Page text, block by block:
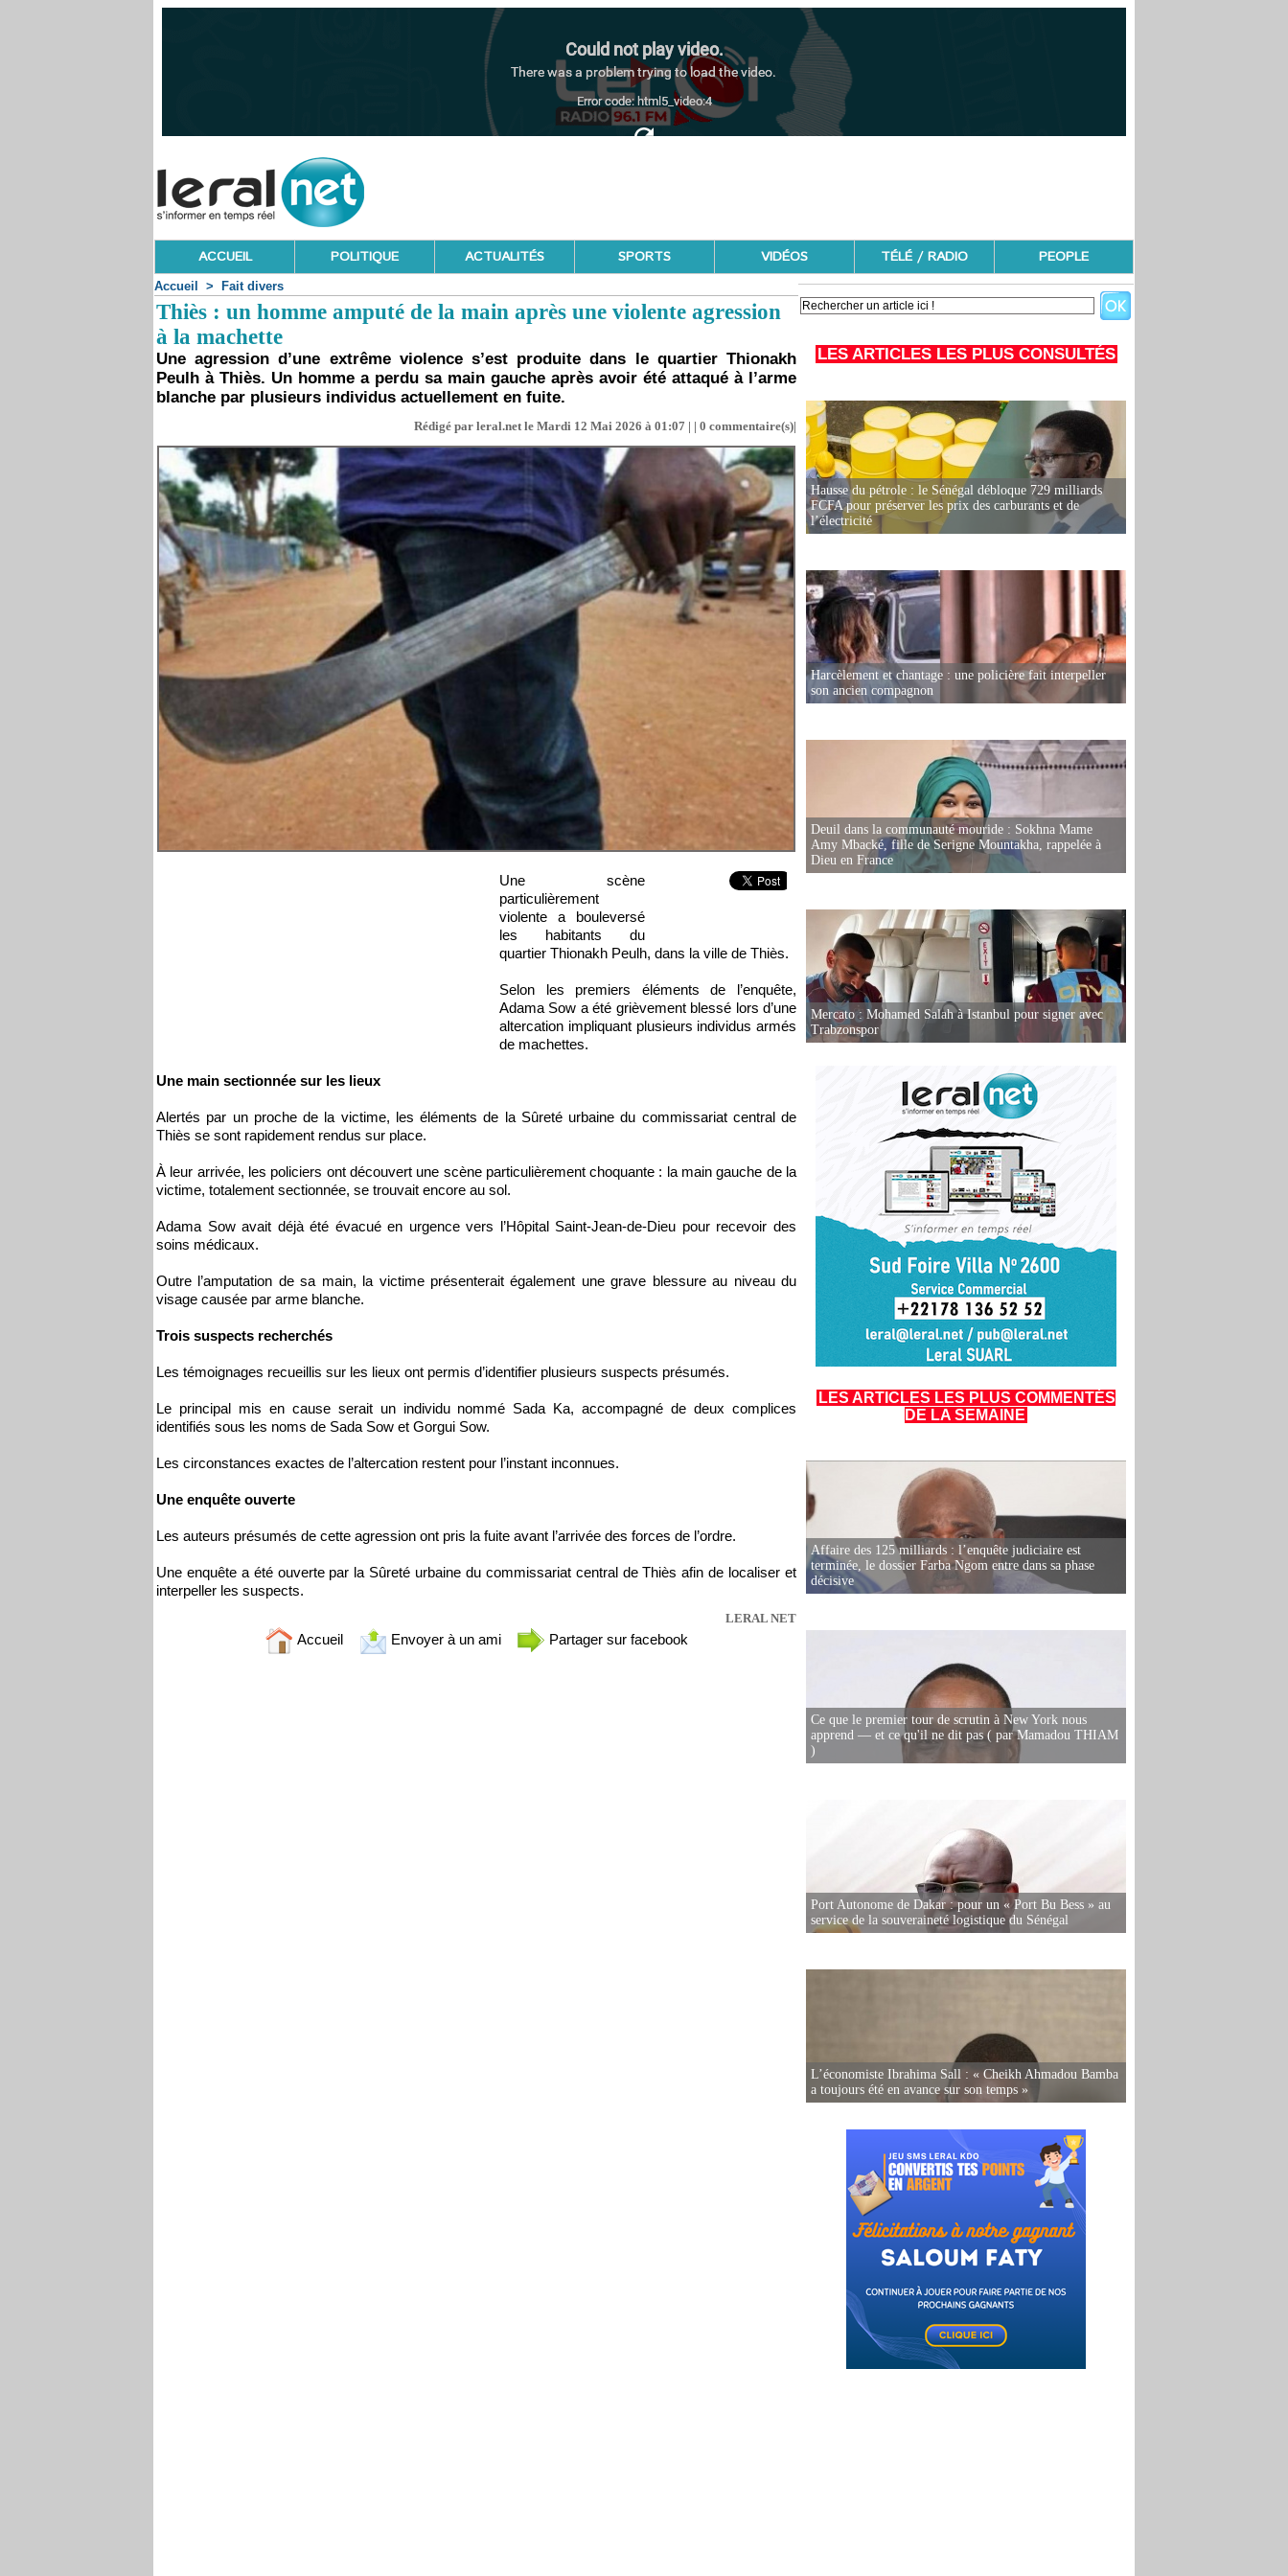
ACCUEIL POLITIQUE ACTUALITÉS SPORTS VIDÉOS TÉLÉ / RADIO PEOPLE
Accueil > Fait divers
Thiès : un homme amputé de la main après une violente agression
à la machette
Une agression d’une extrême violence s’est produite dans le quartier Thionakh
Peulh à Thiès. Un homme a perdu sa main gauche après avoir été attaqué à l’arme
blanche par plusieurs individus actuellement en fuite.
Rédigé par leral.net le Mardi 12 Mai 2026 à 01:07 | | 0 commentaire(s)|
Une scène
particulièrement
violente a bouleversé
les habitants du
quartier Thionakh Peulh, dans la ville de Thiès.
Selon les premiers éléments de l’enquête,
Adama Sow a été grièvement blessé lors d’une
altercation impliquant plusieurs individus armés
de machettes.
Une main sectionnée sur les lieux
Alertés par un proche de la victime, les éléments de la Sûreté urbaine du commissariat central de
Thiès se sont rapidement rendus sur place.
À leur arrivée, les policiers ont découvert une scène particulièrement choquante : la main gauche de la
victime, totalement sectionnée, se trouvait encore au sol.
Adama Sow avait déjà été évacué en urgence vers l’Hôpital Saint-Jean-de-Dieu pour recevoir des
soins médicaux.
Outre l’amputation de sa main, la victime présenterait également une grave blessure au niveau du
visage causée par arme blanche.
Trois suspects recherchés
Les témoignages recueillis sur les lieux ont permis d’identifier plusieurs suspects présumés.
Le principal mis en cause serait un individu nommé Sada Ka, accompagné de deux complices
identifiés sous les noms de Sada Sow et Gorgui Sow.
Les circonstances exactes de l’altercation restent pour l’instant inconnues.
Une enquête ouverte
Les auteurs présumés de cette agression ont pris la fuite avant l’arrivée des forces de l’ordre.
Une enquête a été ouverte par la Sûreté urbaine du commissariat central de Thiès afin de localiser et
interpeller les suspects.
LERAL NET
Accueil Envoyer à un ami Partager sur facebook
LES ARTICLES LES PLUS CONSULTÉS
Hausse du pétrole : le Sénégal débloque 729 milliards
FCFA pour préserver les prix des carburants et de
l’électricité
Harcèlement et chantage : une policière fait interpeller
son ancien compagnon
Deuil dans la communauté mouride : Sokhna Mame
Amy Mbacké, fille de Serigne Mountakha, rappelée à
Dieu en France
Mercato : Mohamed Salah à Istanbul pour signer avec
Trabzonspor
LES ARTICLES LES PLUS COMMENTÉS
DE LA SEMAINE
Affaire des 125 milliards : l’enquête judiciaire est
terminée, le dossier Farba Ngom entre dans sa phase
décisive
Ce que le premier tour de scrutin à New York nous
apprend — et ce qu'il ne dit pas ( par Mamadou THIAM
)
Port Autonome de Dakar : pour un « Port Bu Bess » au
service de la souveraineté logistique du Sénégal
L’économiste Ibrahima Sall : « Cheikh Ahmadou Bamba
a toujours été en avance sur son temps »